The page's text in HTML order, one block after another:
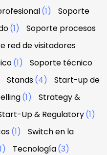
(1)
Soporte
(1)
Soporte procesos
red de visitadores
(1)
Soporte técnico
Stands(4)
Start-up de
(1)
Strategy &
Up & Regulatory(1)
(1)
Switch en la
Tecnología(3)